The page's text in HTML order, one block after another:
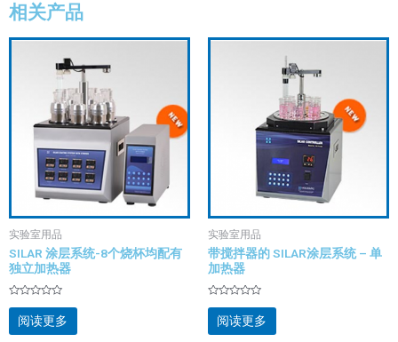
相关产品
实验室用品
SILAR 涂层系统-8个烧杯均配有
独立加热器
评
分
&sol;
阅读更多
实验室用品
带搅拌器的 SILAR涂层系统 – 单
加热器
评
分
&sol;
阅读更多